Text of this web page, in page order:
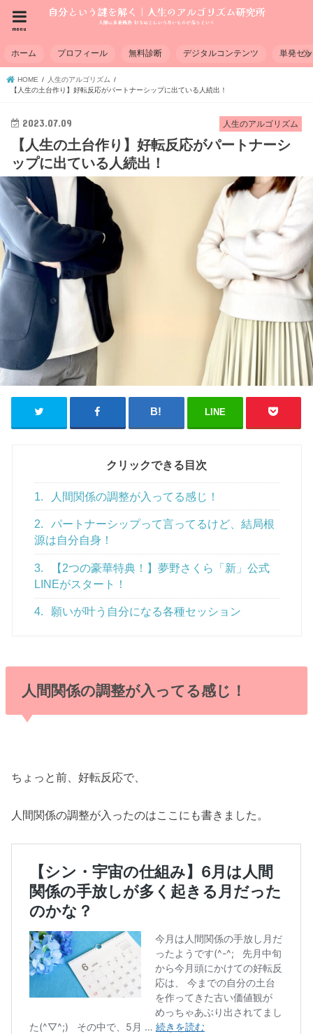
menu
ホーム プロフィール 無料診断 デジタルコンテンツ 単発セ
HOME
人生のアルゴリズム
【人生の土台作り】好転反応がパートナーシップに出ている人続出！
人生のアルゴリズム
2023.07.09
【人生の土台作り】好転反応がパートナーシ
ップに出ている人続出！
LINE
クリックできる目次
1. 人間関係の調整が入ってる感じ！
2.
パートナーシップって言ってるけど、結局根
源は自分自身！
3.
【2つの豪華特典！】夢野さくら「新」公式
LINEがスタート！
4. 願いが叶う自分になる各種セッション
人間関係の調整が入ってる感じ！
ちょっと前、好転反応で、
人間関係の調整が入ったのはここにも書きました。